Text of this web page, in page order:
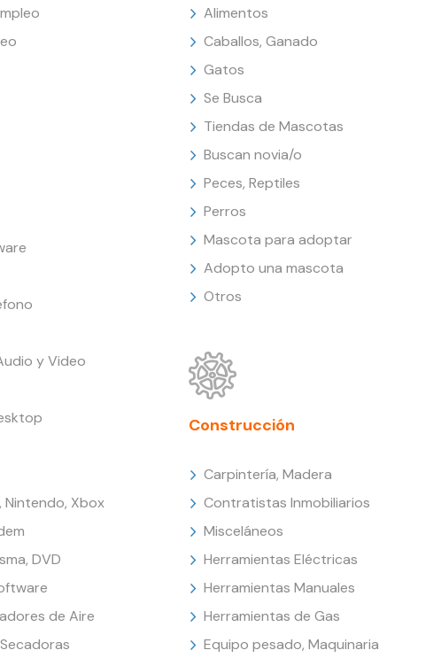
y Video
Xbox
DVD
de Aire
Alimentos
Caballos, Ganado
Gatos
Se Busca
Tiendas de Mascotas
Buscan novia/o
Peces, Reptiles
Perros
Mascota para adoptar
Adopto una mascota
Otros
Construcción
Carpintería, Madera
Contratistas Inmobiliarios
Misceláneos
Herramientas Eléctricas
Herramientas Manuales
Herramientas de Gas
Equipo pesado, Maquinaria